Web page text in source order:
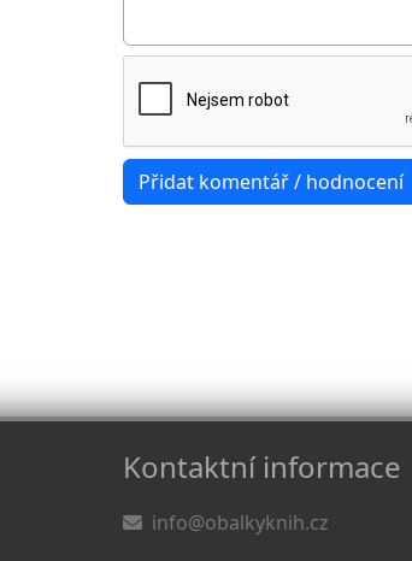
Kontaktní informace
info@obalkyknih.cz